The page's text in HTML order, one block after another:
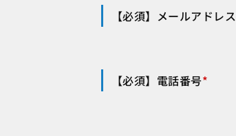
【必須】メールアドレス
【必須】電話番号*